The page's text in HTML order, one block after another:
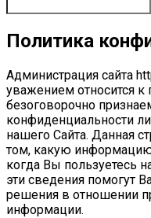
Политика
Администрация сайта
уважением относится к
безоговорочно
конфиденциальности
нашего Сайта. Данная
том, какую
когда Вы пользуетесь
эти сведения помогут
решения в отношении
информации.